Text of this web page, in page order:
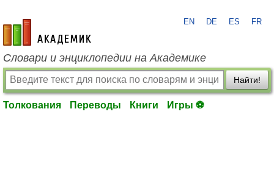
academic.ru
EN DE ES FR
Словари и энциклопедии на Академике
Найти!
Толкования Переводы Книги Игры ⚽